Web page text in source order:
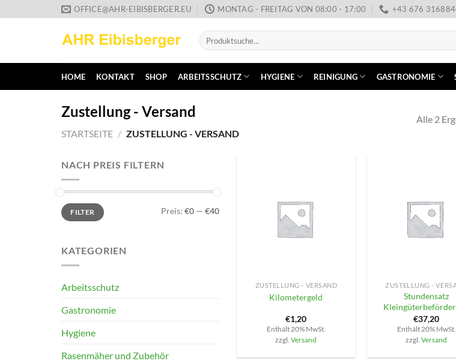
Inhalt
OFFICE@AHR-EIBISBERGER.EU MONTAG - FREITAG VON 08:00 - 17:00 +43 676
Suche
nach:
HOME KONTAKT SHOP ARBEITSSCHUTZ HYGIENE REINIGUNG GASTRONOMIE
Zustellung - Versand
STARTSEITE / ZUSTELLUNG - VERSAND
Alle 2
NACH PREIS FILTERN
Min.
Preis
Max.
PreisFILTER Preis: €0— €40
KATEGORIEN
Arbeitsschutz
Gastronomie
Hygiene
Rasenmäher und Zubehör
ZUSTELLUNG - VERSAND
Kilometergeld
€1,20
Enthält 20% MwSt.
zzgl.Versand
ZUSTELLUNG -
Stundensatz
€37,20
Enthält 20% MwSt.
zzgl.Versand